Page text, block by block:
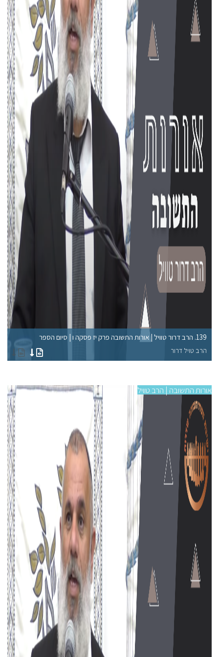
139. הרב דרור טוויל | אורות התשובה פרק יז פסקה ו | סיום הספר
הרב טויל דרור
אורות התשובה | הרב טוויל